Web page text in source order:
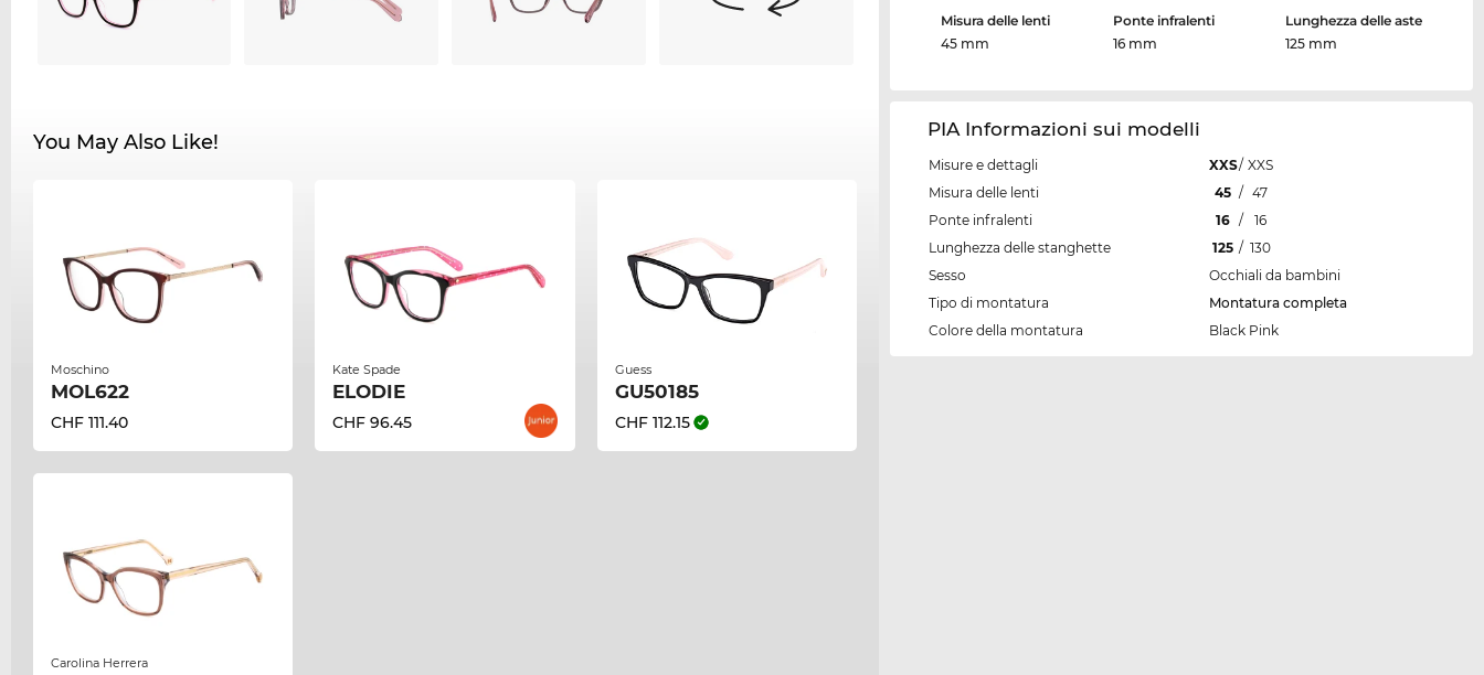
You May Also Like!
Moschino
MOL622
CHF 111.40
Kate Spade
ELODIE
CHF 96.45
Guess
GU50185
CHF 112.15
Carolina Herrera
Misura delle lenti
45 mm
Ponte infralenti
16 mm
Lunghezza delle aste
125 mm
PIA Informazioni sui modelli
Misure e dettagli XXS/ XXS
Misura delle lenti
45 / 47
Ponte infralenti
16 /
16
Lunghezza delle stanghette
125 / 130
Sesso
Occhiali da bambini
Tipo di montatura
Montatura completa
Colore della montatura
Black Pink